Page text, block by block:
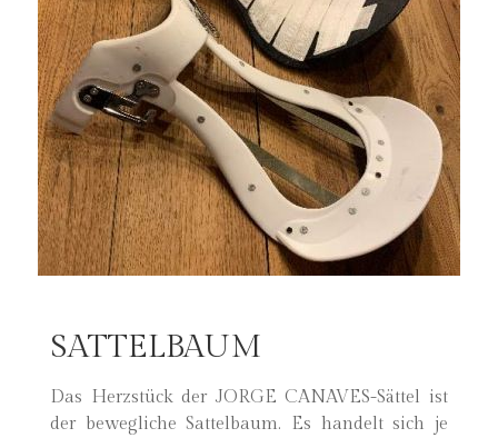
SATTELBAUM
Das Herzstück der JORGE CANAVES-Sättel ist
der bewegliche Sattelbaum. Es handelt sich je